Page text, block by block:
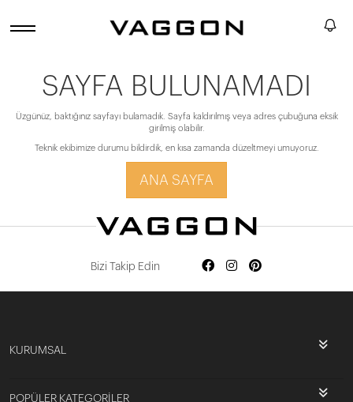
SAYFA BULUNAMADI
Üzgünüz, baktığınız sayfayı bulamadık. Sayfa kaldırılmış veya adres çubuğuna eksik
girilmiş olabilir.
Teknik ekibimize durumu bildirdik, en kısa zamanda düzeltmeyi umuyoruz.
ANA SAYFA
Bizi Takip Edin
KURUMSAL
POPÜLER KATEGORİLER